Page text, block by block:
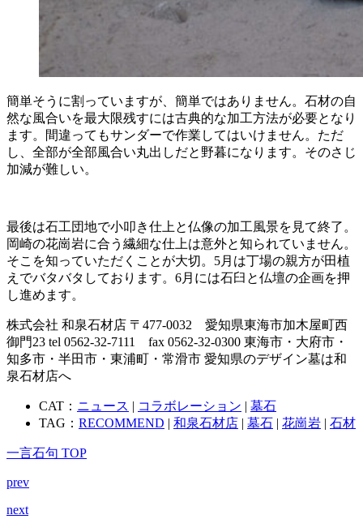
簡単そうに割っていますが、簡単ではありません。石材の自
然な風合いを最大限残すには古典的な加工方法が必要となり
ます。間違ってもサンダーで作業してはいけません。ただ
し、全部が全部風合い丸出しだと野暮になります。そのさじ
加減が難しい。
最後は石工団地で小叩き仕上と仏像の加工風景を見て終了。
岡崎の花崗岩に合う繊細な仕上は意外と知られていません。
そこを知っていただくことが大切。5月は丁場の親方が田植
えでバタバタしております。6月には石臼と仏壇の企画を押
し進めます。
株式会社 和泉石材店 〒477-0032 愛知県東海市加木屋町西
御門23 tel 0562-32-7111 fax 0562-32-0300 東海市・大府市・
知多市・半田市・東浦町・常滑市 愛知県のデザイン墓は和
泉石材店へ
CAT： ニュース | コラボレーション | 墓石
TAG： RECOMMEND | 和泉石材店 | 墓石 | 花崗岩 | 石材
一言石句 TOP
prev
next